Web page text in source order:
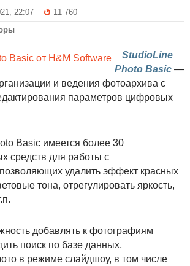
22:07
11 760
StudioLine
Photo Basic —
и ведения фотоархива с
параметров цифровых
Basic имеется более 30
средств для работы с
удалить эффект красных
тона, отрегулировать яркость,
добавлять к фотографиям
поиск по базе данных,
в режиме слайдшоу, в том числе